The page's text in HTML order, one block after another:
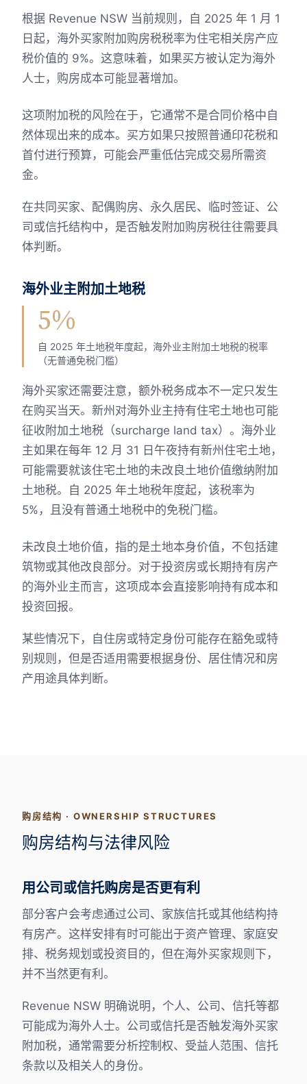
根据 Revenue NSW 当前规则，自 2025 年 1 月 1
日起，海外买家附加购房税税率为住宅相关房产应
税价值的 9%。这意味着，如果买方被认定为海外
人士，购房成本可能显著增加。
这项附加税的风险在于，它通常不是合同价格中自
然体现出来的成本。买方如果只按照普通印花税和
首付进行预算，可能会严重低估完成交易所需资
金。
在共同买家、配偶购房、永久居民、临时签证、公
司或信托结构中，是否触发附加购房税往往需要具
体判断。
海外业主附加土地税
5%
自 2025 年土地税年度起，海外业主附加土地税的税率
（无普通免税门槛）
海外买家还需要注意，额外税务成本不一定只发生
在购买当天。新州对海外业主持有住宅土地也可能
征收附加土地税（surcharge land tax）。海外业
主如果在每年 12 月 31 日午夜持有新州住宅土地，
可能需要就该住宅土地的未改良土地价值缴纳附加
土地税。自 2025 年土地税年度起，该税率为
5%，且没有普通土地税中的免税门槛。
未改良土地价值，指的是土地本身价值，不包括建
筑物或其他改良部分。对于投资房或长期持有房产
的海外业主而言，这项成本会直接影响持有成本和
投资回报。
某些情况下，自住房或特定身份可能存在豁免或特
别规则，但是否适用需要根据身份、居住情况和房
产用途具体判断。
购房结构 · OWNERSHIP STRUCTURES
购房结构与法律风险
用公司或信托购房是否更有利
部分客户会考虑通过公司、家族信托或其他结构持
有房产。这样安排有时可能出于资产管理、家庭安
排、税务规划或投资目的，但在海外买家规则下，
并不当然更有利。
Revenue NSW 明确说明，个人、公司、信托等都
可能成为海外人士。公司或信托是否触发海外买家
附加税，通常需要分析控制权、受益人范围、信托
条款以及相关人的身份。